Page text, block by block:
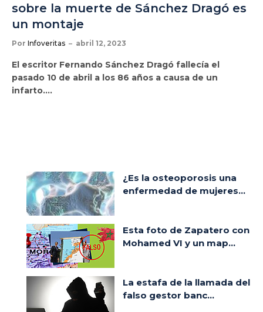
sobre la muerte de Sánchez Dragó es
un montaje
Por Infoveritas abril 12, 2023
El escritor Fernando Sánchez Dragó fallecía el
pasado 10 de abril a los 86 años a causa de un
infarto.…
¿Es la osteoporosis una
enfermedad de mujeres...
Esta foto de Zapatero con
Mohamed VI y un map...
La estafa de la llamada del
falso gestor banc...